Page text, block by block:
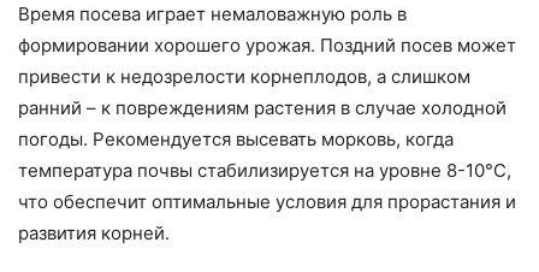
Время посева играет немаловажную роль в
формировании хорошего урожая. Поздний посев может
привести к недозрелости корнеплодов, а слишком
ранний – к повреждениям растения в случае холодной
погоды. Рекомендуется высевать морковь, когда
температура почвы стабилизируется на уровне 8-10°C,
что обеспечит оптимальные условия для прорастания и
развития корней.